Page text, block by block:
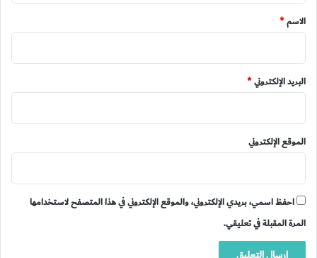
*
الاسم*
البريد الإلكتروني*
الموقع الإلكتروني
احفظ اسمي، بريدي الإلكتروني، والموقع الإلكتروني في هذا المتصفح لاستخدامها
المرة المقبلة في تعليقي.